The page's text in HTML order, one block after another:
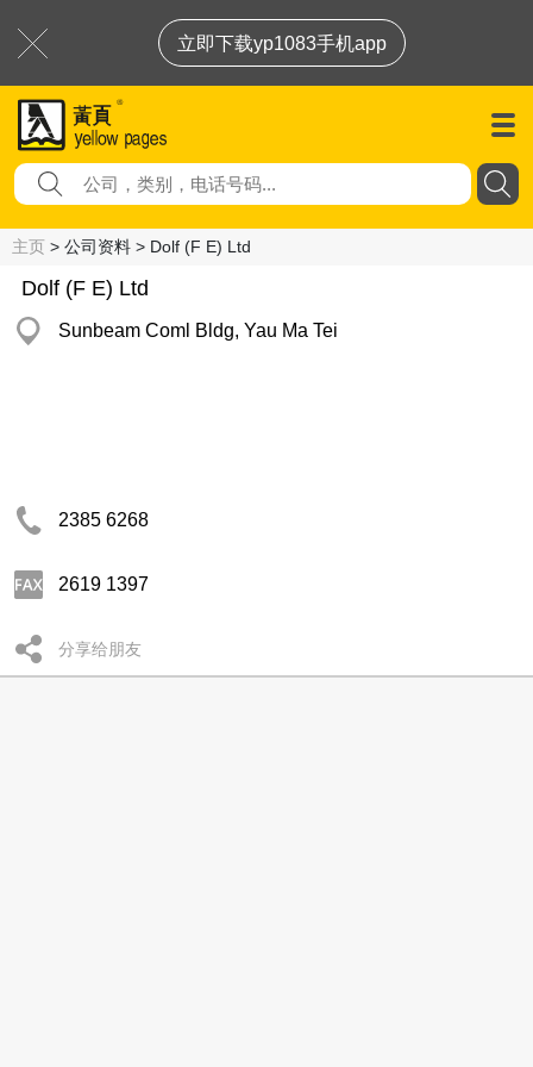
立即下载yp1083手机app
主页 > 公司资料 > Dolf (F E) Ltd
Dolf (F E) Ltd
Sunbeam Coml Bldg, Yau Ma Tei
2385 6268
2619 1397
分享给朋友